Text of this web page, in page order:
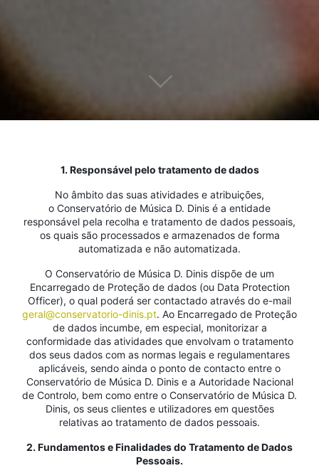
1. Responsável pelo tratamento de dados
No âmbito das suas atividades e atribuições,
o Conservatório de Música D. Dinis é a entidade
responsável pela recolha e tratamento de dados pessoais,
os quais são processados e armazenados de forma
automatizada e não automatizada.
O Conservatório de Música D. Dinis dispõe de um
Encarregado de Proteção de dados (ou Data Protection
Officer), o qual poderá ser contactado através do e-mail
geral@conservatorio-dinis.pt. Ao Encarregado de Proteção
de dados incumbe, em especial, monitorizar a
conformidade das atividades que envolvam o tratamento
dos seus dados com as normas legais e regulamentares
aplicáveis, sendo ainda o ponto de contacto entre o
Conservatório de Música D. Dinis e a Autoridade Nacional
de Controlo, bem como entre o Conservatório de Música D.
Dinis, os seus clientes e utilizadores em questões
relativas ao tratamento de dados pessoais.
2. Fundamentos e Finalidades do Tratamento de Dados
Pessoais.